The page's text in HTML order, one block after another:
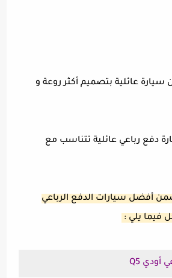
عائلية بتصميم أكثر روعة و
دفع رباعي عائلية تتناسب مع
أفضل سيارات الدفع الرباعي
فيما يلي :